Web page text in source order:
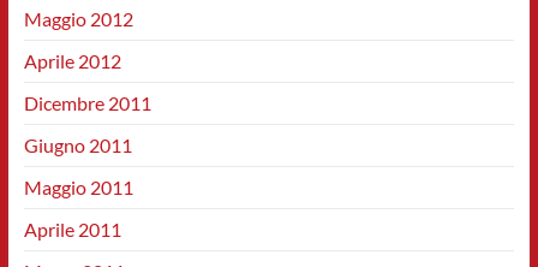
Maggio 2012
Aprile 2012
Dicembre 2011
Giugno 2011
Maggio 2011
Aprile 2011